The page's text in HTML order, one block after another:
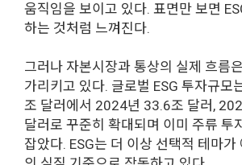
움직임을 보이고 있다. 표면만 보면
하는 것처럼 느껴진다.
그러나 자본시장과 통상의 실제 흐름
가리키고 있다. 글로벌 ESG 투자규
조 달러에서 2024년 33.6조 달러,
달러로 꾸준히 확대되며 이미 주류 투
잡았다. ESG는 더 이상 선택적 테마가